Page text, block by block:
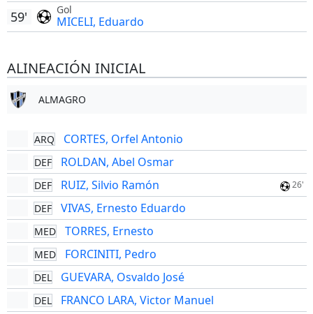
Gol
MICELI, Eduardo
59'
ALINEACIÓN INICIAL
ALMAGRO
ARQ CORTES, Orfel Antonio
DEF ROLDAN, Abel Osmar
DEF RUIZ, Silvio Ramón 26'
DEF VIVAS, Ernesto Eduardo
MED TORRES, Ernesto
MED FORCINITI, Pedro
DEL GUEVARA, Osvaldo José
DEL FRANCO LARA, Victor Manuel